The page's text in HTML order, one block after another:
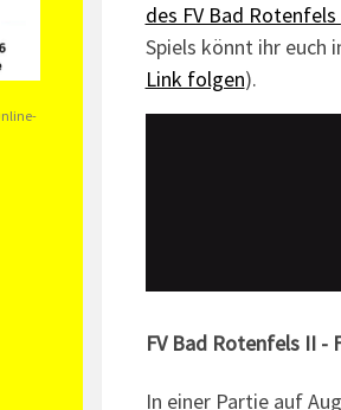
des FV Bad
Spiels könnt ihr euch
Link folgen).
FV Bad Rotenfels II -
In einer Partie auf